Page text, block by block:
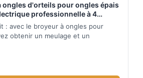
ongles d'orteils pour ongles épais
professionnelle à 4
des orteils, polissage, soins
retrait des bords de meulage
: avec le broyeur à ongles pour
obtenir un meulage et un